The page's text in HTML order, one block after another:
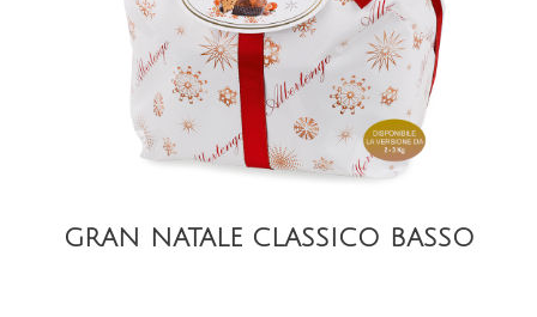
DETAIL
GRAN NATALE CLASSICO BASSO